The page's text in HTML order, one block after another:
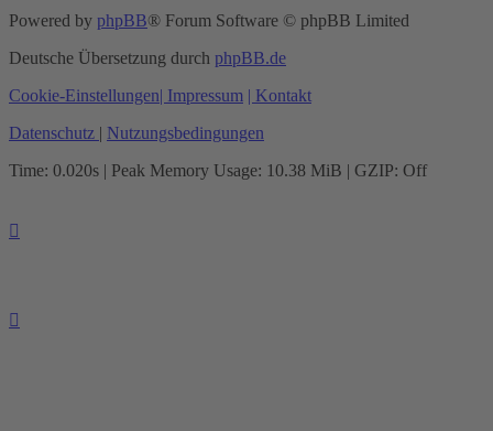
Powered by phpBB® Forum Software © phpBB Limited
Deutsche Übersetzung durch phpBB.de
Cookie-Einstellungen| Impressum | Kontakt
Datenschutz | Nutzungsbedingungen
Time: 0.020s | Peak Memory Usage: 10.38 MiB | GZIP: Off